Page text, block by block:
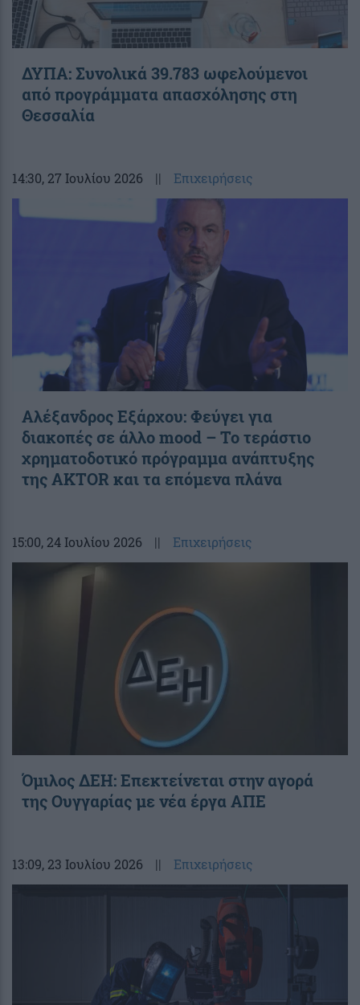
ΔΥΠΑ: Συνολικά 39.783 ωφελούμενοι
από προγράμματα απασχόλησης στη
Θεσσαλία
14:30, 27 Ιουλίου 2026 || Επιχειρήσεις
Αλέξανδρος Εξάρχου: Φεύγει για
διακοπές σε άλλο mood – Το τεράστιο
χρηματοδοτικό πρόγραμμα ανάπτυξης
της AKTOR και τα επόμενα πλάνα
15:00, 24 Ιουλίου 2026 || Επιχειρήσεις
Όμιλος ΔΕΗ: Επεκτείνεται στην αγορά
της Ουγγαρίας με νέα έργα ΑΠΕ
13:09, 23 Ιουλίου 2026 || Επιχειρήσεις